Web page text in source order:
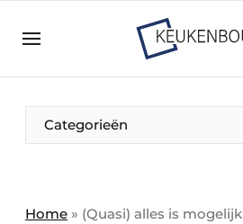
Bedrijven
Bedrijven
Direct contact
Categorieën
Home » (Quasi) alles is mogelijk